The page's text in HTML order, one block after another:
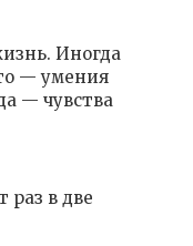
Иногда
— умения
— чувства
раз в две